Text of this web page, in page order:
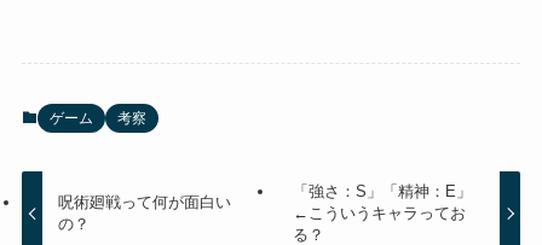
ゲーム 考察
呪術廻戦って何が面白い
の？
「強さ：S」「精神：E」
←こういうキャラってお
る？